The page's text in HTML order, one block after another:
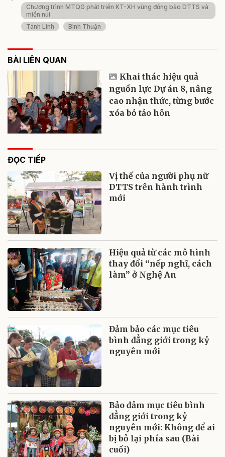
Chương trình MTQG phát triển KT-XH vùng đồng bào DTTS và
miền núi
Tánh Linh
Bình Thuận
BÀI LIÊN QUAN
Khai thác hiệu quả
nguồn lực Dự án 8, nâng
cao nhận thức, từng bước
xóa bỏ tảo hôn
ĐỌC TIẾP
Vị thế của người phụ nữ
DTTS trên hành trình
mới
Hiệu quả từ các mô hình
thay đổi “nếp nghĩ, cách
làm” ở Nghệ An
Đảm bảo các mục tiêu
bình đẳng giới trong kỷ
nguyên mới
Bảo đảm mục tiêu bình
đẳng giới trong kỷ
nguyên mới: Không để ai
bị bỏ lại phía sau (Bài
cuối)